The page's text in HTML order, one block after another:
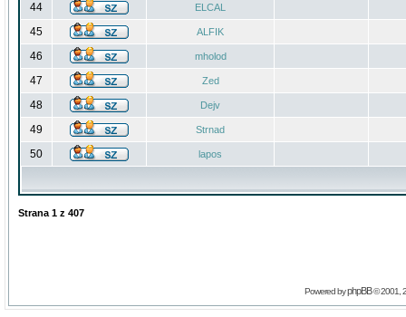
44 ELCAL
45 ALFIK
46 mholod
47 Zed
48 Dejv
49 Strnad
50 lapos
Strana 1 z 407
Powered byphpBB© 2001,